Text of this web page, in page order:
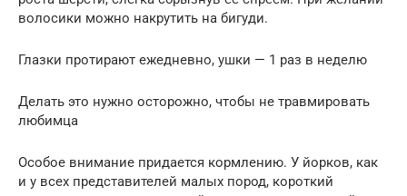
волосики можно накрутить на бигуди.
Глазки протирают ежедневно, ушки — 1 раз в неделю
Делать это нужно осторожно, чтобы не травмировать
любимца
Особое внимание придается кормлению. У йорков, как
и у всех представителей малых пород, короткий